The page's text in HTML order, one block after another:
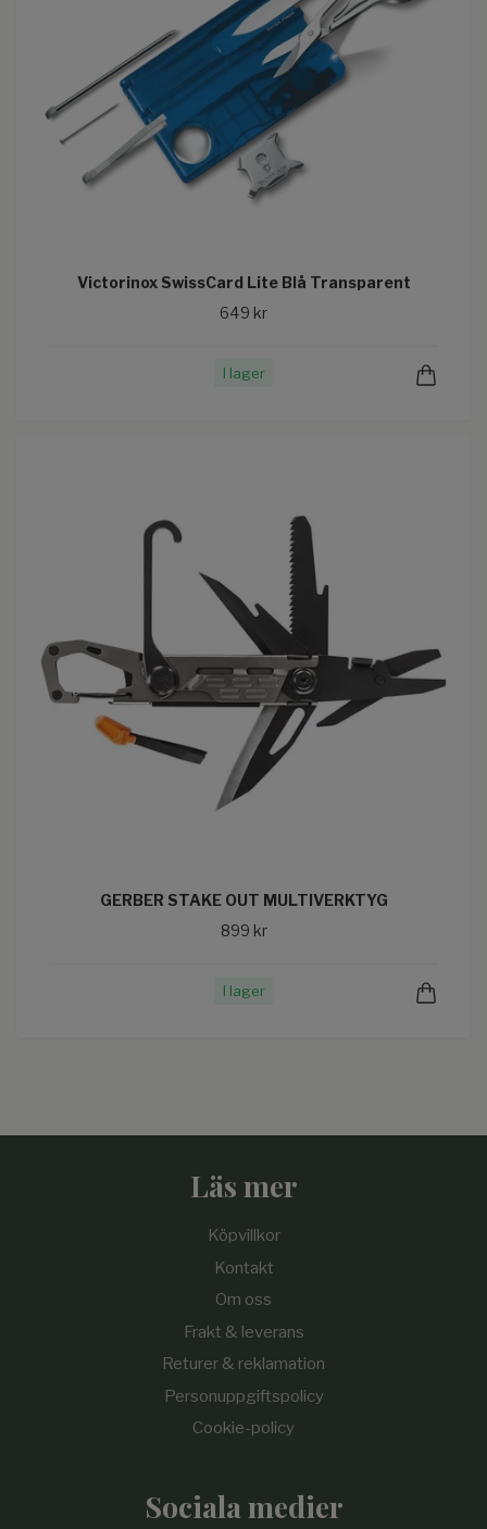
Victorinox SwissCard Lite Blå Transparent
649 kr
I lager
GERBER STAKE OUT MULTIVERKTYG
899 kr
I lager
Läs mer
Köpvillkor
Kontakt
Om oss
Frakt & leverans
Returer & reklamation
Personuppgiftspolicy
Cookie-policy
Sociala medier